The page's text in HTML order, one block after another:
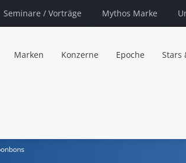
Seminare / Vorträge Mythos Marke
Marken Konzerne Epoche Stars